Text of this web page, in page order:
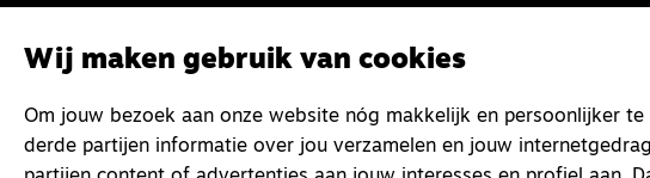
Wij maken gebruik van cookies
Om jouw bezoek aan onze website nóg makkelijk en persoonlijker
derde partijen informatie over jou verzamelen en jouw